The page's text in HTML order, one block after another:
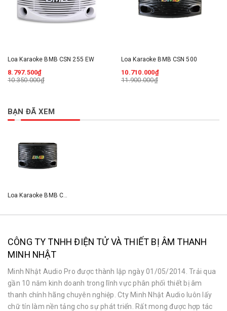
Loa Karaoke BMB CSN 255 EW
8.797.500₫
10.350.000₫
Loa Karaoke BMB CSN 500
10.710.000₫
11.900.000₫
BẠN ĐÃ XEM
Loa Karaoke BMB CSN 300
CÔNG TY TNHH ĐIỆN TỬ VÀ THIẾT BỊ ÂM THANH
MINH NHẬT
Minh Nhật Audio Pro được thành lập ngày 01/05/2014. Trải qua
gần 10 năm kinh doanh trong lĩnh vực phân phối thiết bị âm
thanh chính hãng chuyên nghiệp. Cty Minh Nhật Audio luôn lấy
chữ tín làm nền tảng cho sự phát triển. Rất mong được hợp tác